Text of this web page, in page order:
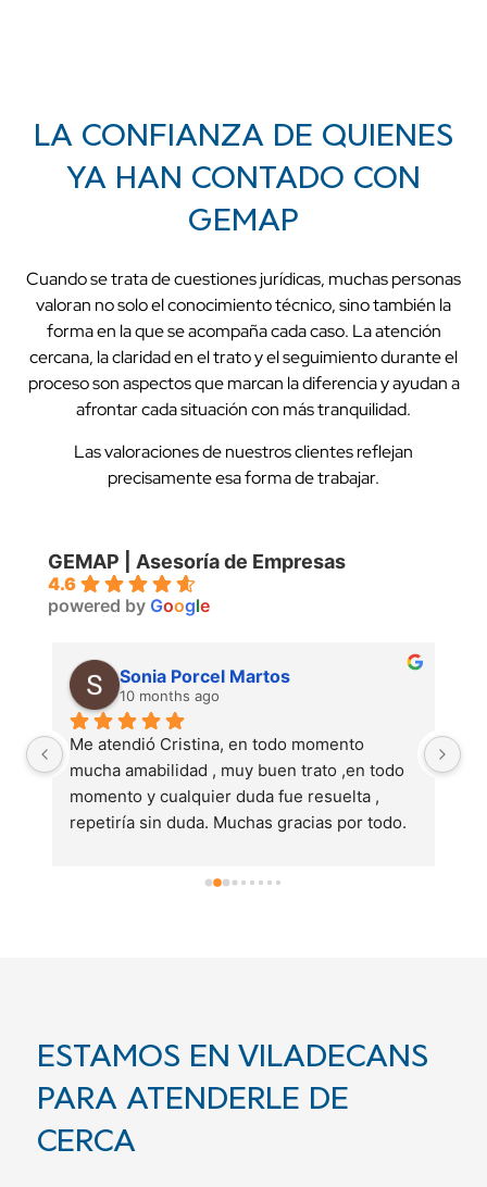
LA CONFIANZA DE QUIENES
YA HAN CONTADO CON
GEMAP
Cuando se trata de cuestiones jurídicas, muchas personas
valoran no solo el conocimiento técnico, sino también la
forma en la que se acompaña cada caso. La atención
cercana, la claridad en el trato y el seguimiento durante el
proceso son aspectos que marcan la diferencia y ayudan a
afrontar cada situación con más tranquilidad.
Las valoraciones de nuestros clientes reflejan
precisamente esa forma de trabajar.
GEMAP | Asesoría de Empresas
4.6
powered by Google
Sonia Porcel Martos
10 months ago
Me atendió Cristina, en todo momento
mucha amabilidad , muy buen trato ,en todo
momento y cualquier duda fue resuelta ,
repetiría sin duda. Muchas gracias por todo.
ESTAMOS EN VILADECANS
PARA ATENDERLE DE
CERCA